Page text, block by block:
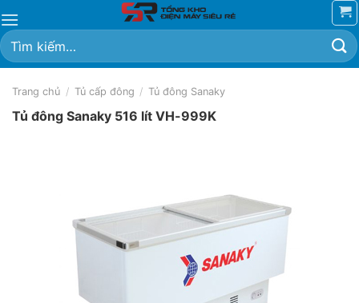
đến
nội
dung
Tìm
kiếm:
Trang chủ / Tủ cấp đông / Tủ đông Sanaky
Tủ đông Sanaky 516 lít VH-999K